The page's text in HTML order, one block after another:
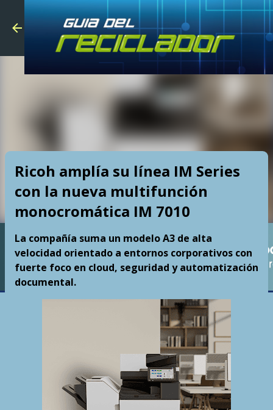
Skip to
Ricoh amplía su línea IM Series
con la nueva multifunción
monocromática IM 7010
La compañía suma un modelo A3 de alta
velocidad orientado a entornos corporativos con
fuerte foco en cloud, seguridad y automatización
documental.